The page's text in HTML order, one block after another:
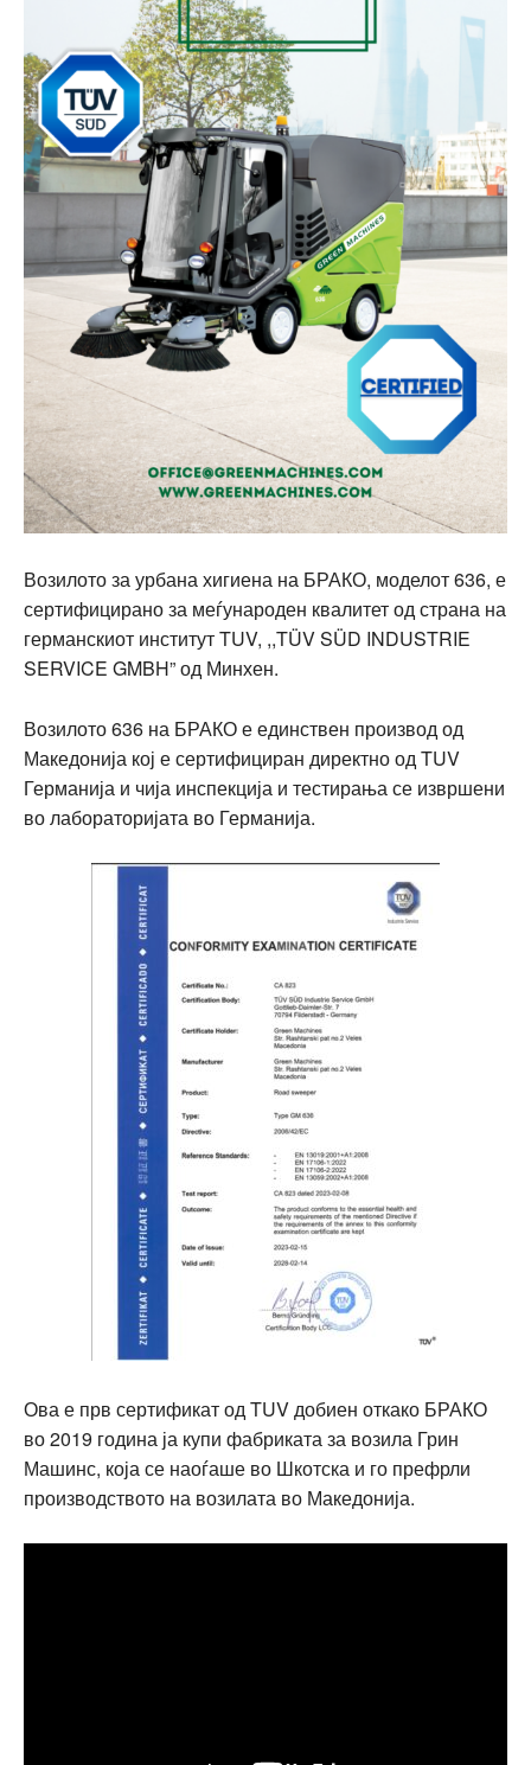
Возилото за урбана хигиена на БРАКО, моделот 636, е
сертифицирано за меѓународен квалитет од страна на
германскиот институт TUV, ,,TÜV SÜD INDUSTRIE
SERVICE GMBH” од Минхен.
Возилото 636 на БРАКО е единствен производ од
Македонија кој е сертифициран директно од TUV
Германија и чија инспекција и тестирања се извршени
во лабораторијата во Германија.
Ова е прв сертификат од TUV добиен откако БРАКО
во 2019 година ја купи фабриката за возила Грин
Машинс, која се наоѓаше во Шкотска и го префрли
производството на возилата во Македонија.